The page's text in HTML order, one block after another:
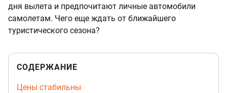
дня вылета и предпочитают личные автомобили
самолетам. Чего еще ждать от ближайшего
туристического сезона?
СОДЕРЖАНИЕ
Цены стабильны